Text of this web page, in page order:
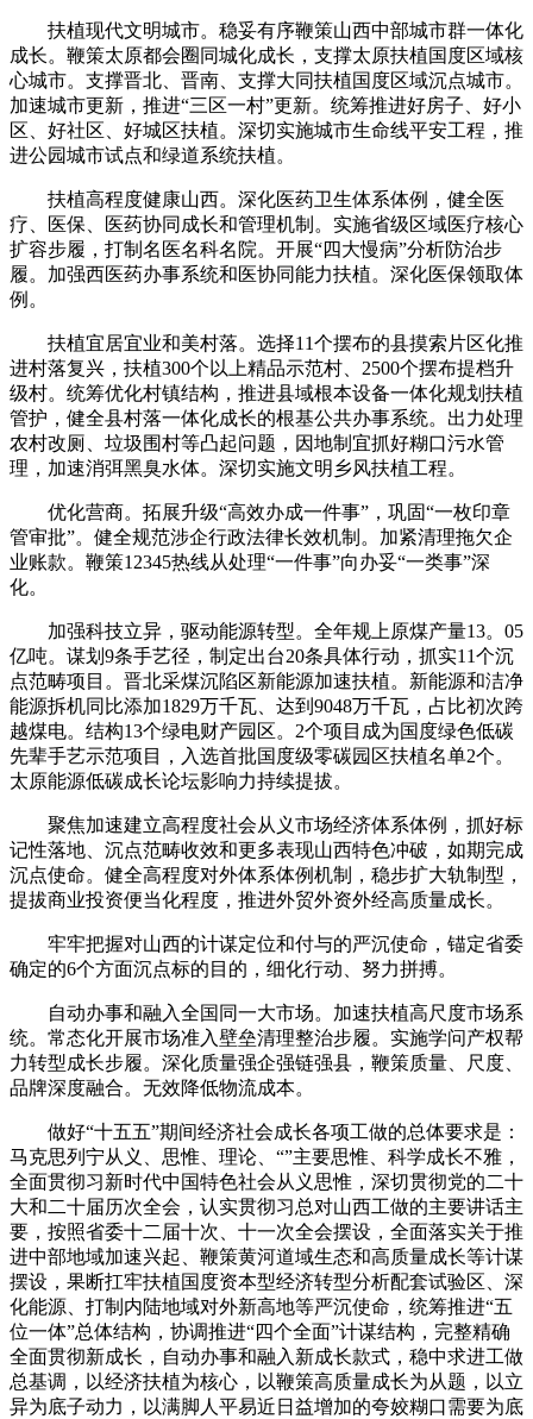
扶植现代文明城市。稳妥有序鞭策山西中部城市群一体化
成长。鞭策太原都会圈同城化成长，支撑太原扶植国度区域核
心城市。支撑晋北、晋南、支撑大同扶植国度区域沉点城市。
加速城市更新，推进“三区一村”更新。统筹推进好房子、好小
区、好社区、好城区扶植。深切实施城市生命线平安工程，推
进公园城市试点和绿道系统扶植。
扶植高程度健康山西。深化医药卫生体系体例，健全医
疗、医保、医药协同成长和管理机制。实施省级区域医疗核心
扩容步履，打制名医名科名院。开展“四大慢病”分析防治步
履。加强西医药办事系统和医协同能力扶植。深化医保领取体
例。
扶植宜居宜业和美村落。选择11个摆布的县摸索片区化推
进村落复兴，扶植300个以上精品示范村、2500个摆布提档升
级村。统筹优化村镇结构，推进县域根本设备一体化规划扶植
管护，健全县村落一体化成长的根基公共办事系统。出力处理
农村改厕、垃圾围村等凸起问题，因地制宜抓好糊口污水管
理，加速消弭黑臭水体。深切实施文明乡风扶植工程。
优化营商。拓展升级“高效办成一件事”，巩固“一枚印章
管审批”。健全规范涉企行政法律长效机制。加紧清理拖欠企
业账款。鞭策12345热线从处理“一件事”向办妥“一类事”深
化。
加强科技立异，驱动能源转型。全年规上原煤产量13。05
亿吨。谋划9条手艺径，制定出台20条具体行动，抓实11个沉
点范畴项目。晋北采煤沉陷区新能源加速扶植。新能源和洁净
能源拆机同比添加1829万千瓦、达到9048万千瓦，占比初次跨
越煤电。结构13个绿电财产园区。2个项目成为国度绿色低碳
先辈手艺示范项目，入选首批国度级零碳园区扶植名单2个。
太原能源低碳成长论坛影响力持续提拔。
聚焦加速建立高程度社会从义市场经济体系体例，抓好标
记性落地、沉点范畴收效和更多表现山西特色冲破，如期完成
沉点使命。健全高程度对外体系体例机制，稳步扩大轨制型，
提拔商业投资便当化程度，推进外贸外资外经高质量成长。
牢牢把握对山西的计谋定位和付与的严沉使命，锚定省委
确定的6个方面沉点标的目的，细化行动、努力拼搏。
自动办事和融入全国同一大市场。加速扶植高尺度市场系
统。常态化开展市场准入壁垒清理整治步履。实施学问产权帮
力转型成长步履。深化质量强企强链强县，鞭策质量、尺度、
品牌深度融合。无效降低物流成本。
做好“十五五”期间经济社会成长各项工做的总体要求是：
马克思列宁从义、思惟、理论、“”主要思惟、科学成长不雅，
全面贯彻习新时代中国特色社会从义思惟，深切贯彻党的二十
大和二十届历次全会，认实贯彻习总对山西工做的主要讲话主
要，按照省委十二届十次、十一次全会摆设，全面落实关于推
进中部地域加速兴起、鞭策黄河道域生态和高质量成长等计谋
摆设，果断扛牢扶植国度资本型经济转型分析配套试验区、深
化能源、打制内陆地域对外新高地等严沉使命，统筹推进“五
位一体”总体结构，协调推进“四个全面”计谋结构，完整精确
全面贯彻新成长，自动办事和融入新成长款式，稳中求进工做
总基调，以经济扶植为核心，以鞭策高质量成长为从题，以立
异为底子动力，以满脚人平易近日益增加的夸姣糊口需要为底